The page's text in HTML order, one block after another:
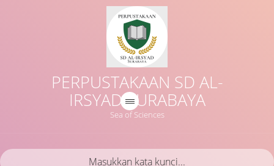
PERPUSTAKAAN SD AL-
IRSYAD SURABAYA
Sea of Sciences